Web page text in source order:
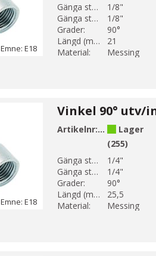
Emne: E18
Gänga storlek 1:
1/8"
Gänga storlek 2:
1/8"
Grader:
90°
Längd (mm):
21
Material:
Messing
Emne: E18
Artikelnr:E18-2Lager
(255)
Gänga storlek 1:
1/4"
Gänga storlek 2:
1/4"
Grader:
90°
Längd (mm):
25,5
Material:
Messing